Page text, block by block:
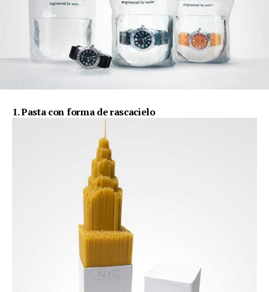
1. Pasta con forma de rascacielo